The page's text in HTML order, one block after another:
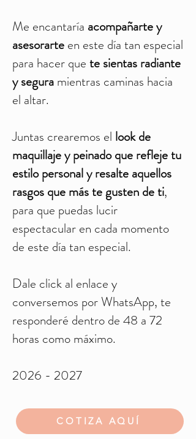
Me encantaría acompañarte y
asesorarte en este día tan especial
para hacer que te sientas radiante
y segura mientras caminas hacia
el altar.
Juntas crearemos el look de
maquillaje y peinado que refleje tu
estilo personal y resalte aquellos
rasgos que más te gusten de ti,
para que puedas lucir
espectacular en cada momento
de este día tan especial.
Dale click al enlace y
conversemos por WhatsApp, te
responderé dentro de 48 a 72
horas como máximo.
2026 - 2027
COTIZA AQUÍ